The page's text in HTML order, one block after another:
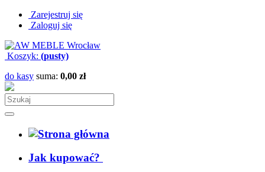
Zarejestruj się
Zaloguj się
Koszyk: (pusty)
do kasy suma: 0,00 zł
Jak kupować?